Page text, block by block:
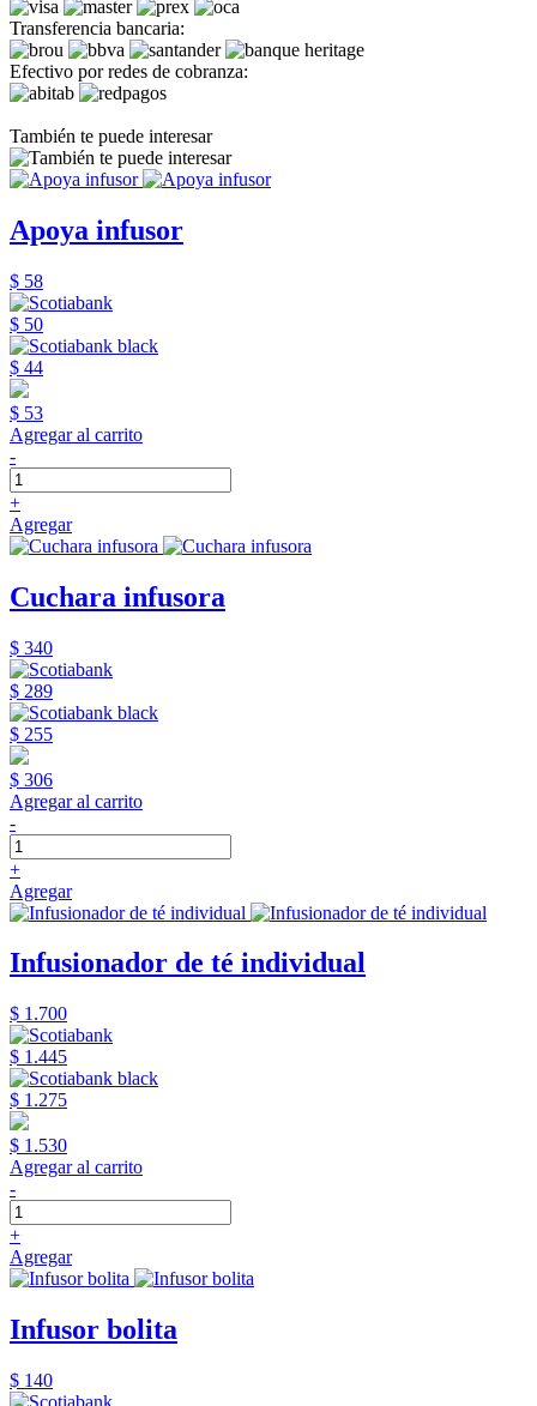
Transferencia bancaria:
Efectivo por redes de cobranza:
También te puede interesar
Apoya infusor
$ 58
$ 50
$ 44
$ 53
Agregar al carrito
-
+
Agregar
Cuchara infusora
$ 340
$ 289
$ 255
$ 306
Agregar al carrito
-
+
Agregar
Infusionador de té individual
$ 1.700
$ 1.445
$ 1.275
$ 1.530
Agregar al carrito
-
+
Agregar
Infusor bolita
$ 140